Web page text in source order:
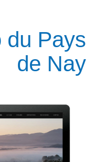
du Pays
de Nay